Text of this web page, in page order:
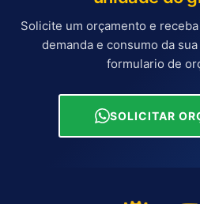
Solicite um orçamento e
demanda e consumo da
formulario de
SOLICITAR